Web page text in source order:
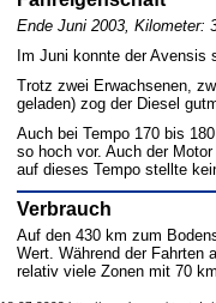
Ende Juni 2003, Kilometer:
Im Juni konnte der Avensis
Trotz zwei Erwachsenen,
geladen) zog der Diesel
Auch bei Tempo 170 bis
so hoch vor. Auch der
auf dieses Tempo stellte
Verbrauch
Auf den 430 km zum
Wert. Während der Fahrten
relativ viele Zonen mit 70